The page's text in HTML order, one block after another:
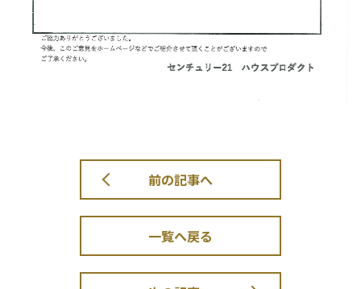
前の記事へ
一覧へ戻る